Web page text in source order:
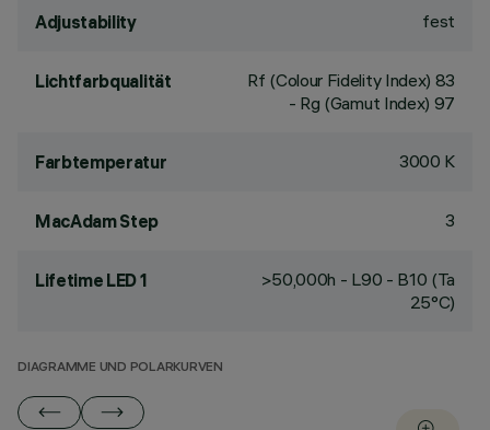
Adjustability fest
Lichtfarbqualität
Rf (Colour Fidelity Index) 83
- Rg (Gamut Index) 97
Farbtemperatur 3000 K
MacAdam Step 3
Lifetime LED 1
>50,000h - L90 - B10 (Ta
25°C)
DIAGRAMME UND POLARKURVEN